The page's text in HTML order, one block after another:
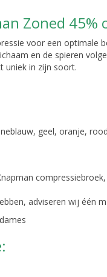
Zoned 45%
voor een optimale
en de spieren
uniek in zijn soort.
geel, oranje,
adviseren wij één